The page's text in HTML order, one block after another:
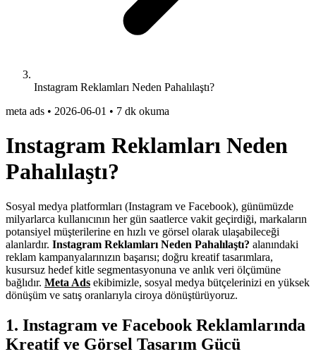
Instagram Reklamları Neden Pahalılaştı?
meta ads • 2026-06-01 • 7 dk okuma
Instagram Reklamları Neden
Pahalılaştı?
Sosyal medya platformları (Instagram ve Facebook), günümüzde
milyarlarca kullanıcının her gün saatlerce vakit geçirdiği, markaların
potansiyel müşterilerine en hızlı ve görsel olarak ulaşabileceği
alanlardır. Instagram Reklamları Neden Pahalılaştı? alanındaki
reklam kampanyalarınızın başarısı; doğru kreatif tasarımlara,
kusursuz hedef kitle segmentasyonuna ve anlık veri ölçümüne
bağlıdır. Meta Ads ekibimizle, sosyal medya bütçelerinizi en yüksek
dönüşüm ve satış oranlarıyla ciroya dönüştürüyoruz.
1. Instagram ve Facebook Reklamlarında
Kreatif ve Görsel Tasarım Gücü